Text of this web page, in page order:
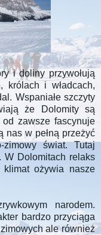
i doliny przywołują
królach i władcach,
Wspaniałe szczyty
że Dolomity są
zawsze fascynuje
nas w pełną przeżyć
zimowy świat. Tutaj
W Dolomitach relaks
klimat ożywia nasze
narodem.
bardzo przyciąga
ale również